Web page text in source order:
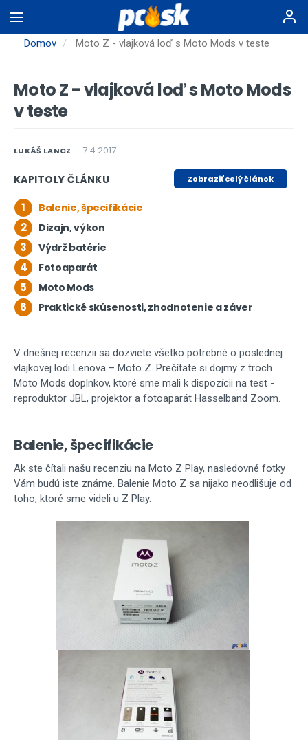
na
hlavnýDomov Moto Z - vlajková loď s Moto Mods v teste
Moto Z - vlajková loď s Moto Mods
v teste
LUKÁŠ LANCZ 7.4.2017
KAPITOLY ČLÁNKU Zobraziť celý článok
1 Balenie, špecifikácie
2 Dizajn, výkon
3 Výdrž batérie
4 Fotoaparát
5 Moto Mods
6 Praktické skúsenosti, zhodnotenie a záver
V dnešnej recenzii sa dozviete všetko potrebné o poslednej
vlajkovej lodi Lenova – Moto Z. Prečítate si dojmy z troch
Moto Mods doplnkov, ktoré sme mali k dispozícii na test -
reproduktor JBL, projektor a fotoaparát Hasselband Zoom.
Balenie, špecifikácie
Ak ste čítali našu recenziu na Moto Z Play, nasledovné fotky
Vám budú iste známe. Balenie Moto Z sa nijako neodlišuje od
toho, ktoré sme videli u Z Play.